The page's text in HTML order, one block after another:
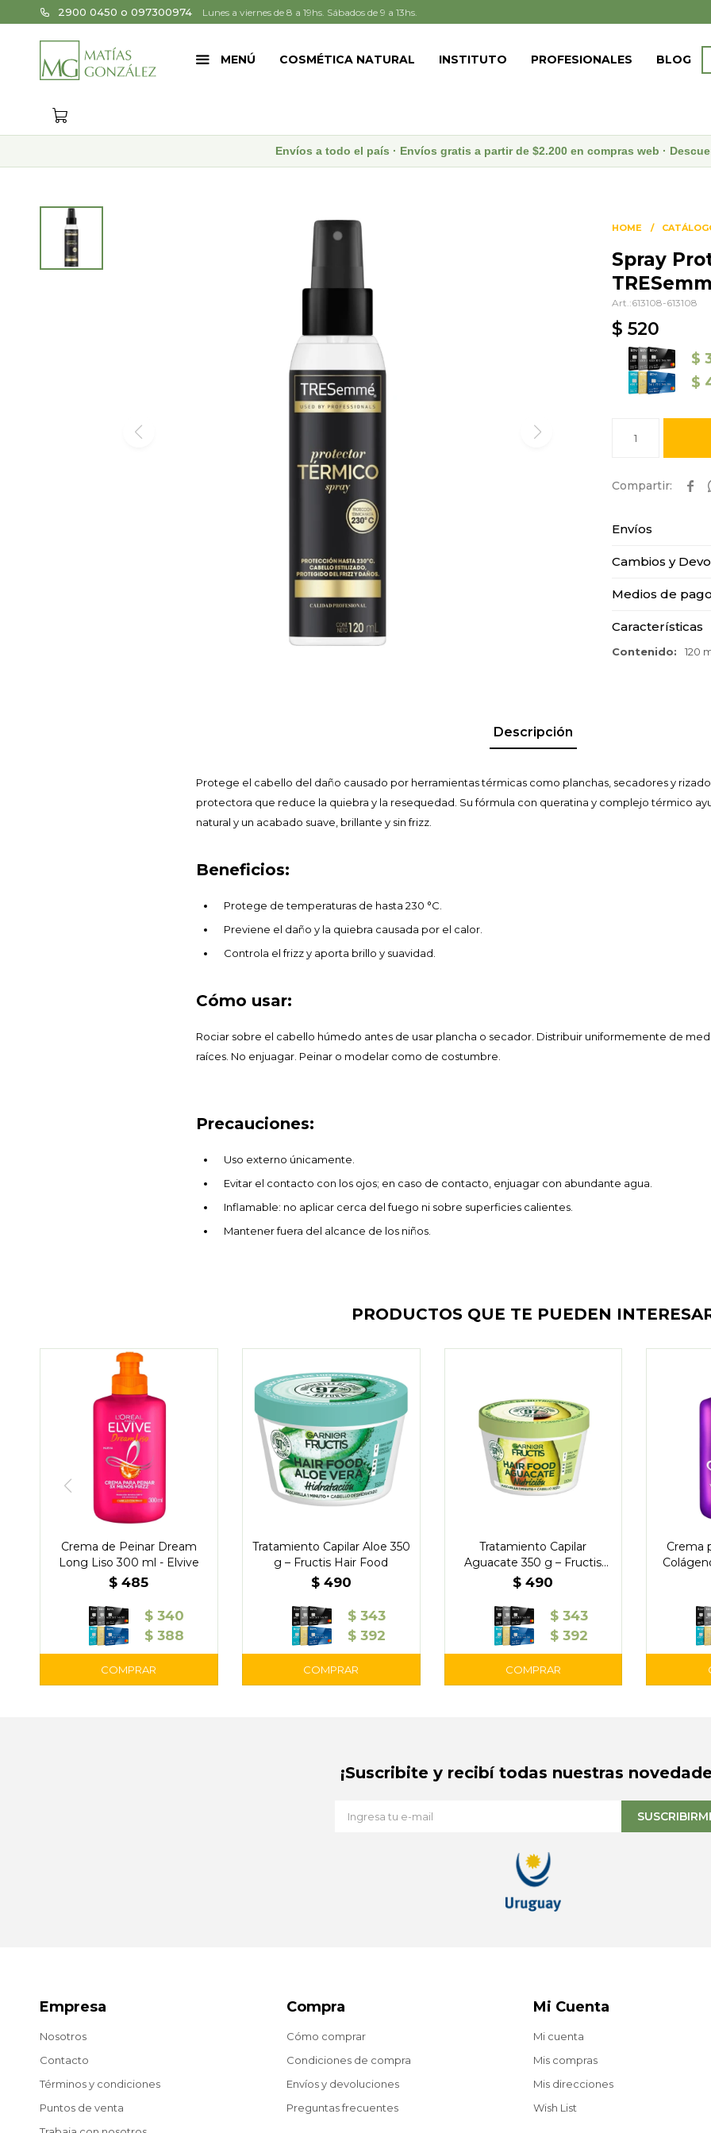
MENÚ COSMÉTICA NATURAL INSTITUTO PROFESIONALES BLOG
2900 0450 o 097300974 Lunes a viernes de 8 a 19hs. Sábados de 9 a 13hs.
Envíos a todo el país · Envíos gratis a partir de $2.200 en compras web ·
HOME
Spray
613108-613108
$ 520
$
$
1

Envíos
Cambios y
Medios de
Características
Contenido 120
Descripción
Protege el cabello del daño causado por herramientas térmicas como planchas, secadores y
protectora que reduce la quiebra y la resequedad. Su fórmula con queratina y complejo térmico
natural y un acabado suave, brillante y sin frizz.
Beneficios:
Protege de temperaturas de hasta 230 °C.
Previene el daño y la quiebra causada por el calor.
Controla el frizz y aporta brillo y suavidad.
Cómo usar:
Rociar sobre el cabello húmedo antes de usar plancha o secador. Distribuir uniformemente de
raíces. No enjuagar. Peinar o modelar como de costumbre.
Precauciones:
Uso externo únicamente.
Evitar el contacto con los ojos; en caso de contacto, enjuagar con abundante agua.
Inflamable: no aplicar cerca del fuego ni sobre superficies calientes.
Mantener fuera del alcance de los niños.
PRODUCTOS QUE TE PUEDEN
Crema de Peinar Dream
Long Liso 300 ml - Elvive
$ 485
$ 340
$ 388
Tratamiento Capilar Aloe 350
g – Fructis Hair Food
$ 490
$ 343
$ 392
Tratamiento Capilar
Aguacate 350 g – Fructis
Hair Food
$ 490
$ 343
$ 392
Crema
Empresa
Nosotros
Contacto
Términos y condiciones
Puntos de venta
Compra
Cómo comprar
Condiciones de compra
Envíos y devoluciones
Preguntas frecuentes
Mi Cuenta
Mi cuenta
Mis compras
Mis direcciones
Wish List
¡Suscribite y recibí todas nuestras